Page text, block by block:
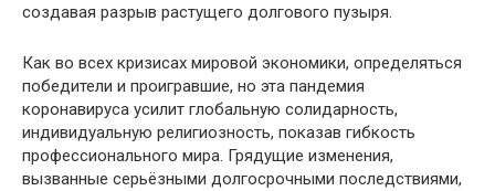
создавая разрыв растущего долгового пузыря.
Как во всех кризисах мировой экономики, определяться
победители и проигравшие, но эта пандемия
коронавируса усилит глобальную солидарность,
индивидуальную религиозность, показав гибкость
профессионального мира. Грядущие изменения,
вызванные серьёзными долгосрочными последствиями,